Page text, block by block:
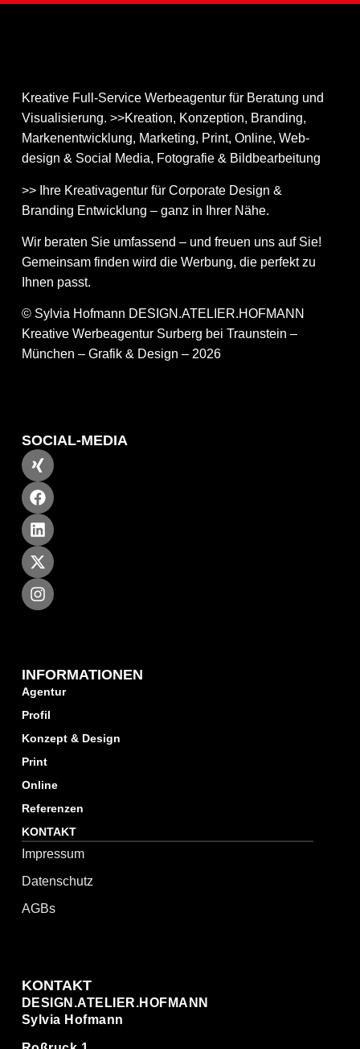
Kreative Full-Service Werbeagentur für Beratung und
Visualisierung. >>Kreation, Konzeption, Branding,
Markenentwicklung, Marketing, Print, Online, Web­
design & Social Media, Fotografie & Bildbear­bei­tung
>> Ihre Kreativagentur für Corporate Design &
Branding Entwicklung – ganz in Ihrer Nähe.
Wir beraten Sie umfassend – und freuen uns auf Sie!
Gemeinsam finden wird die Werbung, die perfekt zu
Ihnen passt.
© Sylvia Hofmann DESIGN.ATELIER.HOFMANN
Kreative Werbeagentur Surberg bei Traunstein –
München – Grafik & Design – 2026
INFORMATIONEN
Agentur
Profil
Konzept & Design
Print
Online
Referenzen
KONTAKT
Impressum
Datenschutz
AGBs
KONTAKT
DESIGN.ATELIER.HOFMANN
Sylvia Hofmann
SOCIAL-MEDIA